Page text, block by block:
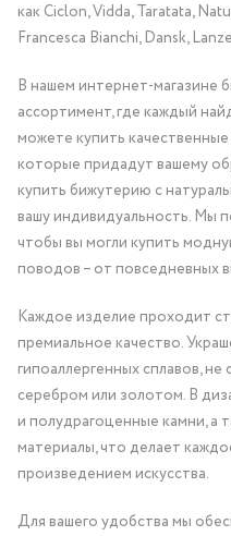
как Ciclon, Vidda, Taratata,
Francesca Bianchi, Dansk,
В нашем интернет-магазине
ассортимент, где каждый
можете купить
которые придадут вашему
купить бижутерию с
вашу индивидуальность. Мы
чтобы вы могли купить
поводов – от повседневных
Каждое изделие проходит
премиальное качество.
гипоаллергенных сплавов,
серебром или золотом. В
и полудрагоценные камни, а
материалы, что делает
произведением искусства.
Для вашего удобства мы